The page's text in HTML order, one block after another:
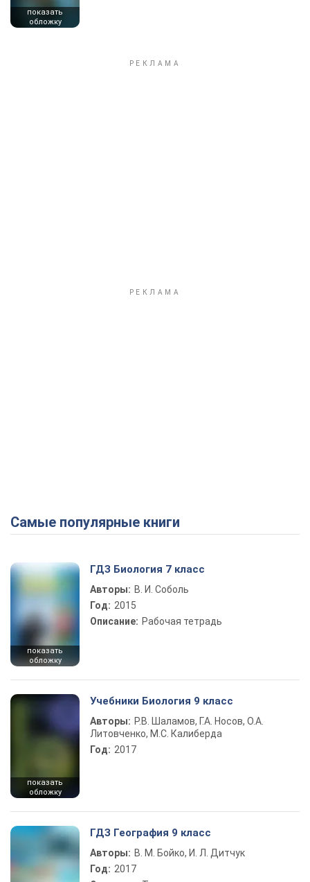
показать
обложку
Самые популярные книги
показать
обложку
ГДЗ Биология 7 класс
Авторы: В. И. Соболь
Год: 2015
Описание: Рабочая тетрадь
показать
обложку
Учебники Биология 9 класс
Авторы: Р.В. Шаламов, Г.А. Носов, О.А.
Литовченко, М.С. Калиберда
Год: 2017
ГДЗ География 9 класс
Авторы: В. М. Бойко, И. Л. Дитчук
Год: 2017